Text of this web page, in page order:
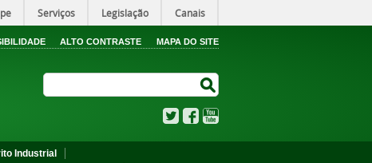
Serviços Legislação Canais
ALTO CONTRASTE MAPA DO SITE
TwitterFacebook
Industrial